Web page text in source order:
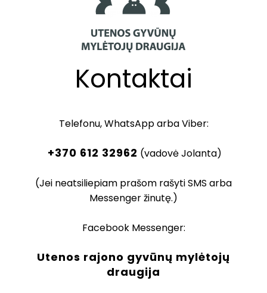
Kontaktai
Telefonu, WhatsApp arba Viber:
+370 612 32962 (vadovė Jolanta)
(Jei neatsiliepiam prašom rašyti SMS arba
Messenger žinutę.)
Facebook Messenger:
Utenos rajono gyvūnų mylėtojų
draugija